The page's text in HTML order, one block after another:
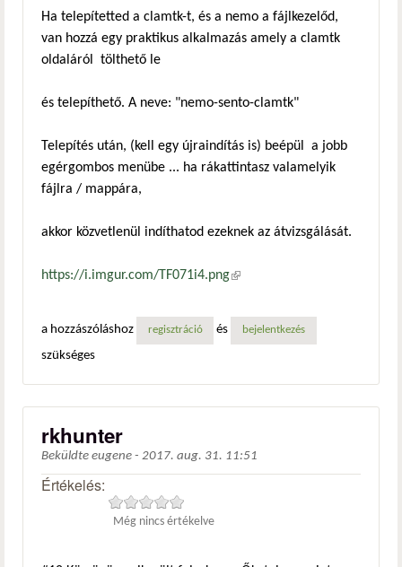
Ha telepítetted a clamtk-t, és a nemo a fájlkezelőd,
van hozzá egy praktikus alkalmazás amely a clamtk
oldaláról tölthető le
és telepíthető. A neve: "nemo-sento-clamtk"
Telepítés után, (kell egy újraindítás is) beépül a jobb
egérgombos menübe ... ha rákattintasz valamelyik
fájlra / mappára,
akkor közvetlenül indíthatod ezeknek az átvizsgálását.
https://i.imgur.com/TF071i4.png(külső hivatkozás)
a hozzászóláshoz regisztráció és bejelentkezés
szükséges
rkhunter
Beküldte eugene - 2017. aug. 31. 11:51
Értékelés:
Még nincs értékelve